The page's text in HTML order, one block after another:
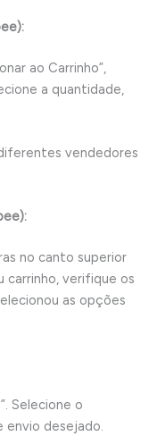
ao Carrinho”,
a quantidade,
vendedores
no canto superior
carrinho, verifique os
as opções
Selecione o
desejado.